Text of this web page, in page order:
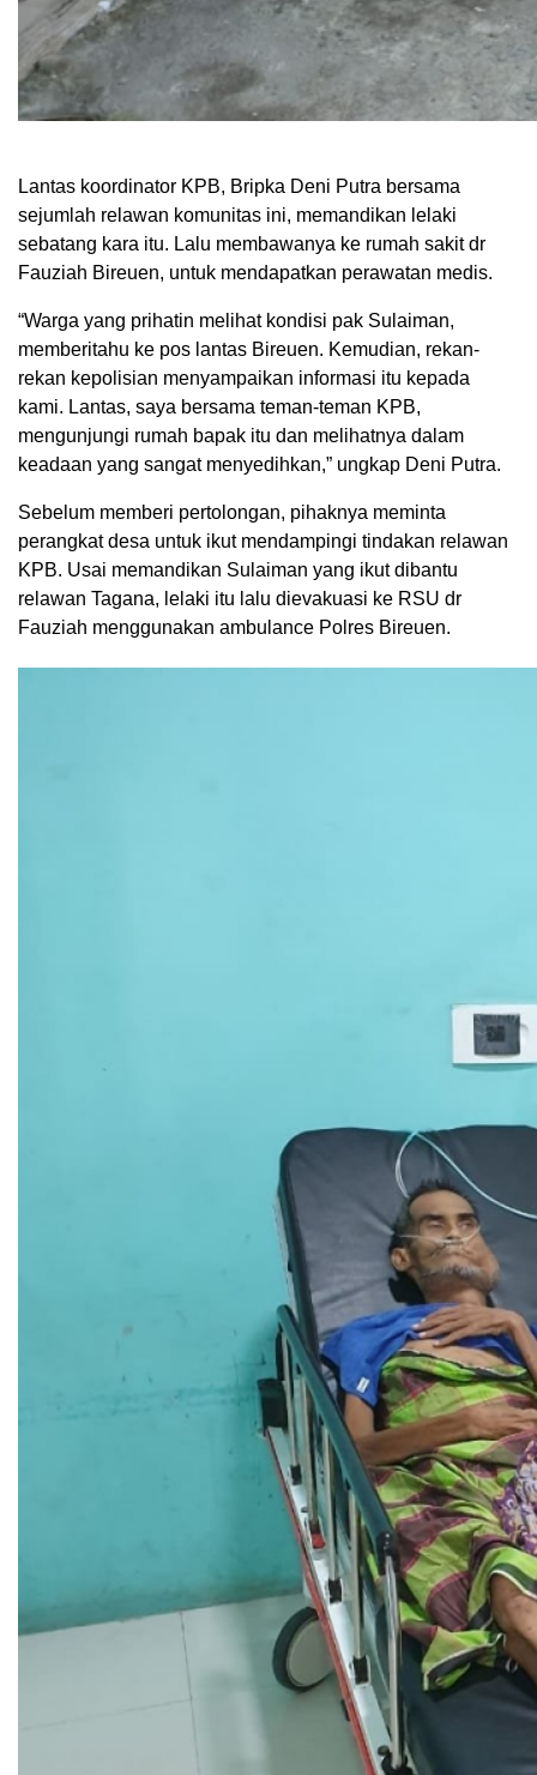
Lantas koordinator KPB, Bripka Deni Putra bersama
sejumlah relawan komunitas ini, memandikan lelaki
sebatang kara itu. Lalu membawanya ke rumah sakit dr
Fauziah Bireuen, untuk mendapatkan perawatan medis.
“Warga yang prihatin melihat kondisi pak Sulaiman,
memberitahu ke pos lantas Bireuen. Kemudian, rekan-
rekan kepolisian menyampaikan informasi itu kepada
kami. Lantas, saya bersama teman-teman KPB,
mengunjungi rumah bapak itu dan melihatnya dalam
keadaan yang sangat menyedihkan,” ungkap Deni Putra.
Sebelum memberi pertolongan, pihaknya meminta
perangkat desa untuk ikut mendampingi tindakan relawan
KPB. Usai memandikan Sulaiman yang ikut dibantu
relawan Tagana, lelaki itu lalu dievakuasi ke RSU dr
Fauziah menggunakan ambulance Polres Bireuen.